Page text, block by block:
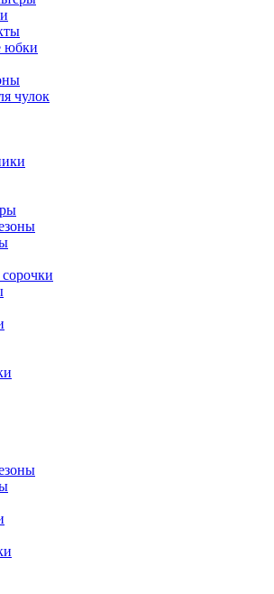
юбки
чулок